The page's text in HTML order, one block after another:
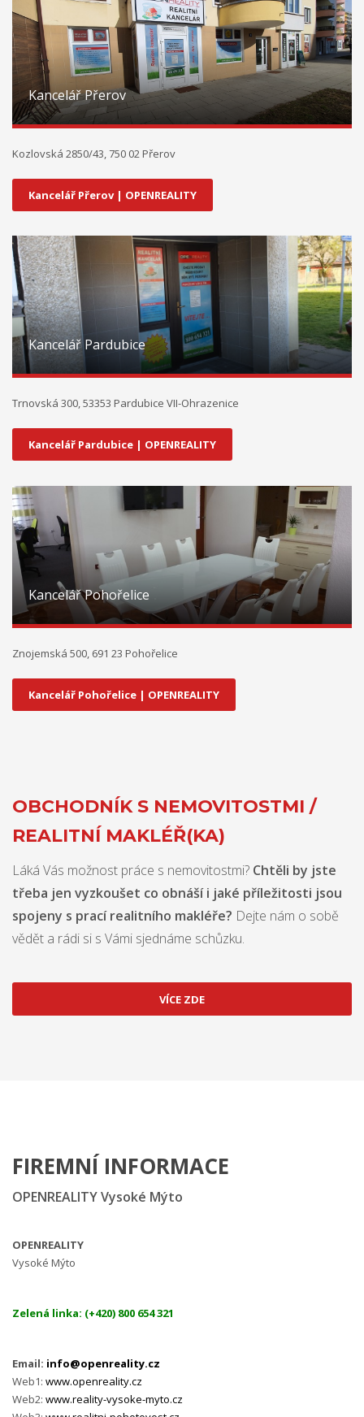
Kancelář Přerov
Kozlovská 2850/43, 750 02 Přerov
Kancelář Přerov | OPENREALITY
Kancelář Pardubice
Trnovská 300, 53353 Pardubice VII-Ohrazenice
Kancelář Pardubice | OPENREALITY
Kancelář Pohořelice
Znojemská 500, 691 23 Pohořelice
Kancelář Pohořelice | OPENREALITY
OBCHODNÍK S NEMOVITOSTMI /
REALITNÍ MAKLÉŘ(KA)
Láká Vás možnost práce s nemovitostmi? Chtěli by jste
třeba jen vyzkoušet co obnáší i jaké příležitosti jsou
spojeny s prací realitního makléře? Dejte nám o sobě
vědět a rádi si s Vámi sjednáme schůzku.
VÍCE ZDE
FIREMNÍ INFORMACE
OPENREALITY Vysoké Mýto
OPENREALITY
Vysoké Mýto
Zelená linka: (+420) 800 654 321
Email: info@openreality.cz
Web1: www.openreality.cz
Web2: www.reality-vysoke-myto.cz